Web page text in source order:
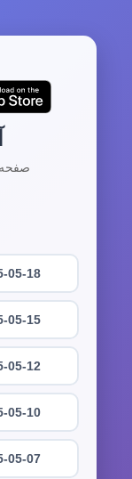
صفحه 1 از 343 | مجموع 3426 آرشیو
05-18
05-15
05-12
05-10
05-07